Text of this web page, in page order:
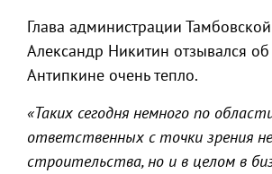
Глава администрации
Александр Никитин отзывался
Антипкине очень тепло.
«Таких сегодня немного по
ответственных с точки зрения
строительства, но и в целом в